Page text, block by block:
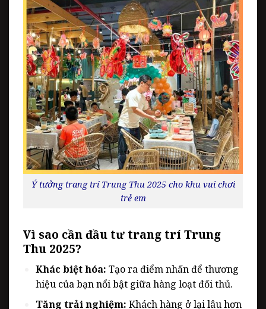
Ý tưởng trang trí Trung Thu 2025 cho khu vui chơi
trẻ em
Vì sao cần đầu tư trang trí Trung
Thu 2025?
Khác biệt hóa: Tạo ra điểm nhấn để thương
hiệu của bạn nổi bật giữa hàng loạt đối thủ.
Tăng trải nghiệm: Khách hàng ở lại lâu hơn